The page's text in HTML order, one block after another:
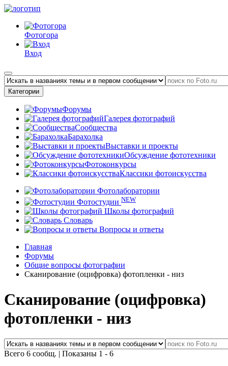
Фотогора
Вход
Категории
Форумы
Галерея фотографий
Сообщества
Барахолка
Выставки и проекты
Обсуждение фототехники
Фотоконкурсы
Классики фотоискусства
Фотолаборатории
Фотостудии NEW
Школы фотографий
Словарь
Вопросы и ответы
Главная
Форумы
Общие вопросы фотографии
Сканирование (оцифровка) фотопленки - низ
Сканирование (оцифровка)
фотопленки - низ
Всего 6 сообщ. | Показаны 1 - 6